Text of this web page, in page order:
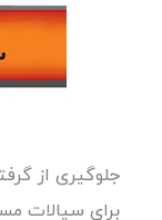
جلوگیری از
برای سیالات